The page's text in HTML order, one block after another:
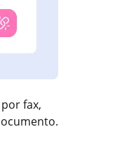
fax,